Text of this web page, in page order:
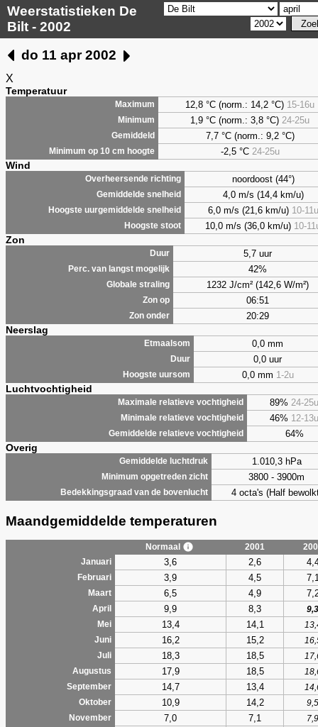
Weerstatistieken De
Bilt - 2002
do 11 apr 2002
X
Temperatuur
Maximum 12,8 °C (norm.: 14,2 °C) 15-16u
Minimum 1,9 °C (norm.: 3,8 °C) 24-25u
Gemiddeld 7,7°C (norm.: 9,2 °C)
Minimum op 10 cm hoogte -2,5 °C 24-25u
Wind
Overheersende richting noordoost (44°)
Gemiddelde snelheid 4,0 m/s (14,4 km/u)
Hoogste uurgemiddelde snelheid 6,0 m/s (21,6 km/u) 10-11u
Hoogste stoot 10,0 m/s (36,0 km/u) 10-
Zon
Duur 5,7 uur
Perc. van langst mogelijk 42%
Globale straling 1232 J/cm² (142,6 W/m²)
Zon op 06:51
Zon onder 20:29
Neerslag
Etmaalsom 0,0 mm
Duur 0,0 uur
Hoogste uursom 0,0 mm 1-2u
Luchtvochtigheid
Maximale relatieve vochtigheid 89% 24-25u
Minimale relatieve vochtigheid 46% 12-13u
Gemiddelde relatieve vochtigheid 64%
Overig
Gemiddelde luchtdruk 1.010,3 hPa
Minimum opgetreden zicht 3800 - 3900m
Bedekkingsgraad van de bovenlucht 4 octa's (Half
Maandgemiddelde temperaturen
Normaal 2001
Januari
3,6 2,6
Februari 3,9 4,5
Maart 6,5 4,9
April 9,9 8,3
9,3
Mei
13,4 14,1
Juni
16,2 15,2
Juli
18,3 18,5
Augustus
17,9 18,5
September
14,7 13,4
Oktober
10,9 14,2
9,5
November
7,0 7,1
7,9